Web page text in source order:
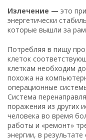
Излечение — это
энергетически
которые вышли за
Потребляя в пищу
клеток
клеткам необходим
похожа на
операционные
Система
поражения из других
человека во время
работы и «ремонт»
энергии, в